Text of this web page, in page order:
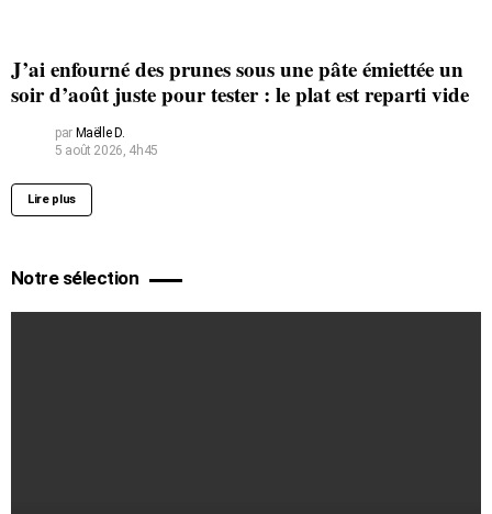
J’ai enfourné des prunes sous une pâte émiettée un
soir d’août juste pour tester : le plat est reparti vide
par Maëlle D.
5 août 2026, 4h45
Lire plus
Notre sélection